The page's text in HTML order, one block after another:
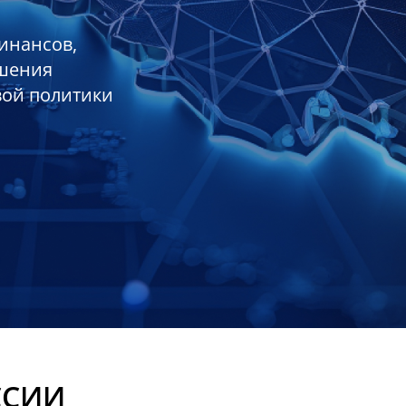
политики